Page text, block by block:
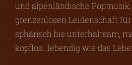
und alpenländische
grenzenlosen Leidenschaft
sphärisch bis unterhaltsam,
kopflos…lebendig wie das